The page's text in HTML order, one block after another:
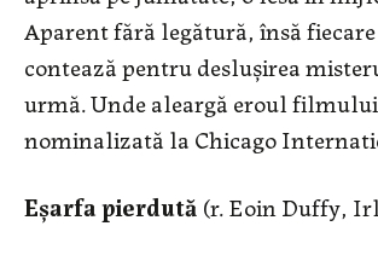
Aparent fără legătură, însă
contează pentru deslușirea
urmă. Unde aleargă eroul
nominalizată la Chicago
Eșarfa pierdută (r. Eoin Duffy,